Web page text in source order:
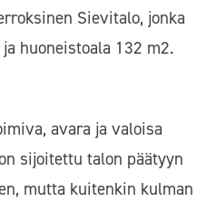
Sievitalo, jonka
huoneistoala 132 m2.
avara ja valoisa
sijoitettu talon päätyyn
mutta kuitenkin kulman